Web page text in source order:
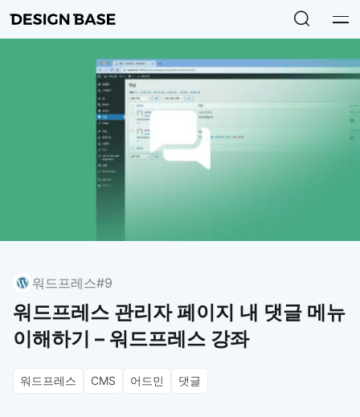
워드프레스#9
워드프레스 관리자 페이지 내 댓글 메뉴
이해하기 – 워드프레스 강좌
워드프레스 CMS 어드민 댓글